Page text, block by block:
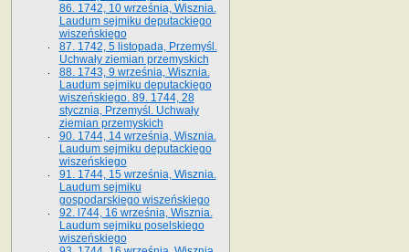
86. 1742, 10 września, Wisznia.
Laudum sejmiku deputackiego
wiszeńskiego
87. 1742, 5 listopada, Przemyśl.
Uchwały ziemian przemyskich
88. 1743, 9 września, Wisznia.
Laudum sejmiku deputackiego
wiszeńskiego. 89. 1744, 28
stycznia, Przemyśl. Uchwały
ziemian przemyskich
90. 1744, 14 września, Wisznia.
Laudum sejmiku deputackiego
wiszeńskiego
91. 1744, 15 września, Wisznia.
Laudum sejmiku
gospodarskiego wiszeńskiego
92. l744, 16 września, Wisznia.
Laudum sejmiku poselskiego
wiszeńskiego